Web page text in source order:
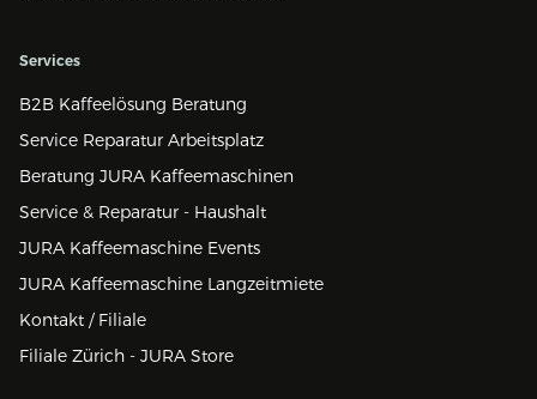
Services
B2B Kaffeelösung Beratung
Service Reparatur Arbeitsplatz
Beratung JURA Kaffeemaschinen
Service & Reparatur - Haushalt
JURA Kaffeemaschine Events
JURA Kaffeemaschine Langzeitmiete
Kontakt / Filiale
Filiale Zürich - JURA Store